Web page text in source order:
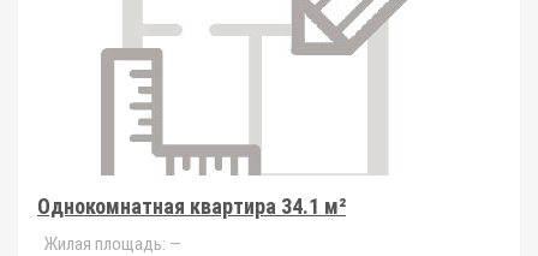
Однокомнатная квартира 34.1 м²
Жилая площадь: —